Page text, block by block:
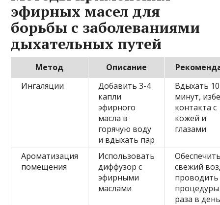
эфирных масел для
борьбы с заболеваниями
дыхательных путей
Метод Описание
Ингаляции
Добавить 3-4
капли
эфирного
масла в
горячую воду
и вдыхать пар
Вдыхать
минут,
контакта с
кожей и
глазами
Ароматизация
помещения
Использовать
диффузор с
эфирными
маслами
свежий
проводить
раза в